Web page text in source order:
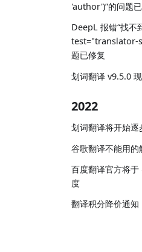
'author')”的问题
DeepL 报错“找不
test="translator-
题已修复
划词翻译 v9.5.0
2022
划词翻译将开始
谷歌翻译不能用的
百度翻译官方将
度
翻译积分降价通知